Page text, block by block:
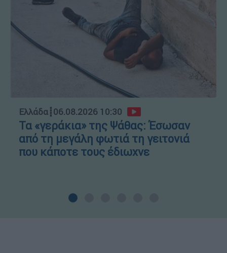
Ελλάδα┋06.08.2026 10:30
Τα «γεράκια» της Ψάθας: Έσωσαν
από τη μεγάλη φωτιά τη γειτονιά
που κάποτε τους έδιωχνε